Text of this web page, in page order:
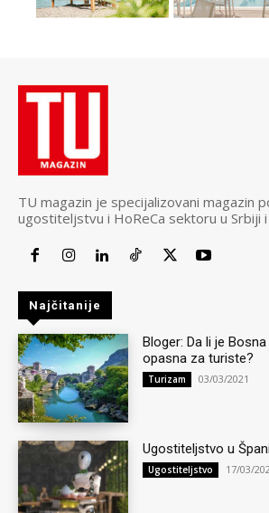
TU magazin je specijalizovani magazin
ugostiteljstvu i HoReCa sektoru u Srbiji
Najčitanije
Bloger: Da li je
opasna za turiste?
Turizam 03/03/2021
Ugostiteljstvo u
Ugostiteljstvo 17/03/